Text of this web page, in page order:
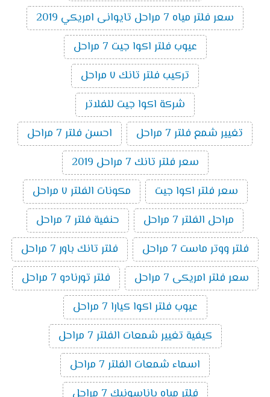
سعر فلتر مياه 7 مراحل تايوانى امريكي 2019
عيوب فلتر اكوا جيت 7 مراحل
تركيب فلتر تانك ٧ مراحل
شركة اكوا جيت للفلاتر
تغيير شمع فلتر 7 مراحل
احسن فلتر 7 مراحل
سعر فلتر تانك 7 مراحل 2019
سعر فلتر اكوا جيت
مكونات الفلتر ٧ مراحل
مراحل الفلتر 7 مراحل
حنفية فلتر 7 مراحل
فلتر ووتر ماست 7 مراحل
فلتر تانك باور 7 مراحل
سعر فلتر امريكى 7 مراحل
فلتر تورنادو 7 مراحل
عيوب فلتر اكوا كيارا 7 مراحل
كيفية تغيير شمعات الفلتر 7 مراحل
اسماء شمعات الفلتر 7 مراحل